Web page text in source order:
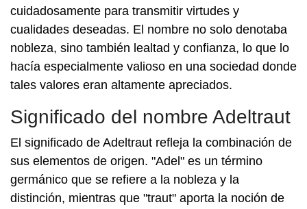
cuidadosamente para transmitir virtudes y
cualidades deseadas. El nombre no solo denotaba
nobleza, sino también lealtad y confianza, lo que lo
hacía especialmente valioso en una sociedad donde
tales valores eran altamente apreciados.
Significado del nombre Adeltraut
El significado de Adeltraut refleja la combinación de
sus elementos de origen. "Adel" es un término
germánico que se refiere a la nobleza y la
distinción, mientras que "traut" aporta la noción de